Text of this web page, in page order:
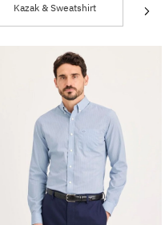
Kazak & Sweatshirt